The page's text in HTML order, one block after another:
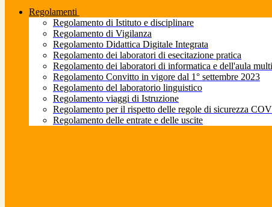
Regolamenti
Regolamento di Istituto e disciplinare
Regolamento di Vigilanza
Regolamento Didattica Digitale Integrata
Regolamento dei laboratori di esecitazione pratica
Regolamento dei laboratori di informatica e dell'aula
Regolamento Convitto in vigore dal 1° settembre 2023
Regolamento del laboratorio linguistico
Regolamento viaggi di Istruzione
Regolamento per il rispetto delle regole di sicurezza
Regolamento delle entrate e delle uscite